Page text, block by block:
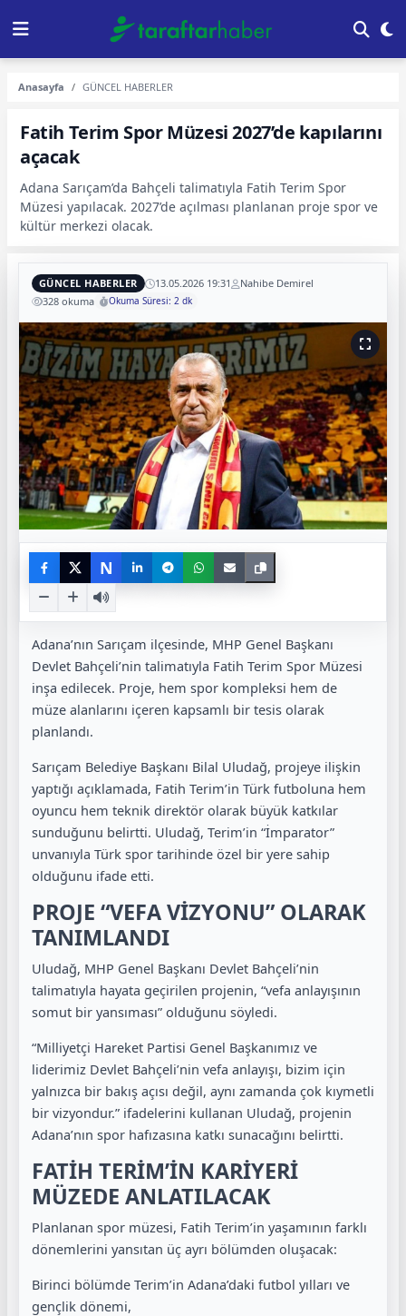
Anasayfa GÜNCEL HABERLER
Fatih Terim Spor Müzesi 2027’de kapılarını
açacak
Adana Sarıçam’da Bahçeli talimatıyla Fatih Terim Spor
Müzesi yapılacak. 2027’de açılması planlanan proje spor ve
kültür merkezi olacak.
GÜNCEL HABERLER 13.05.2026 19:31
Nahibe Demirel
328 okuma
Okuma Süresi: 2 dk
N
Adana’nın Sarıçam ilçesinde, MHP Genel Başkanı
Devlet Bahçeli’nin talimatıyla Fatih Terim Spor Müzesi
inşa edilecek. Proje, hem spor kompleksi hem de
müze alanlarını içeren kapsamlı bir tesis olarak
planlandı.
Sarıçam Belediye Başkanı Bilal Uludağ, projeye ilişkin
yaptığı açıklamada, Fatih Terim’in Türk futboluna hem
oyuncu hem teknik direktör olarak büyük katkılar
sunduğunu belirtti. Uludağ, Terim’in “İmparator”
unvanıyla Türk spor tarihinde özel bir yere sahip
olduğunu ifade etti.
PROJE “VEFA VİZYONU” OLARAK
TANIMLANDI
Uludağ, MHP Genel Başkanı Devlet Bahçeli’nin
talimatıyla hayata geçirilen projenin, “vefa anlayışının
somut bir yansıması” olduğunu söyledi.
“Milliyetçi Hareket Partisi Genel Başkanımız ve
liderimiz Devlet Bahçeli’nin vefa anlayışı, bizim için
yalnızca bir bakış açısı değil, aynı zamanda çok kıymetli
bir vizyondur.” ifadelerini kullanan Uludağ, projenin
Adana’nın spor hafızasına katkı sunacağını belirtti.
FATİH TERİM’İN KARİYERİ
MÜZEDE ANLATILACAK
Planlanan spor müzesi, Fatih Terim’in yaşamının farklı
dönemlerini yansıtan üç ayrı bölümden oluşacak:
Birinci bölümde Terim’in Adana’daki futbol yılları ve
gençlik dönemi,